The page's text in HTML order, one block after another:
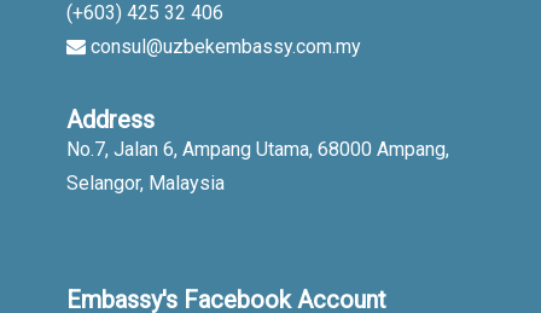
(+603) 425 32 406
consul@uzbekembassy.com.my
Address
No.7, Jalan 6, Ampang Utama, 68000 Ampang,
Selangor, Malaysia
Embassy's Facebook Account